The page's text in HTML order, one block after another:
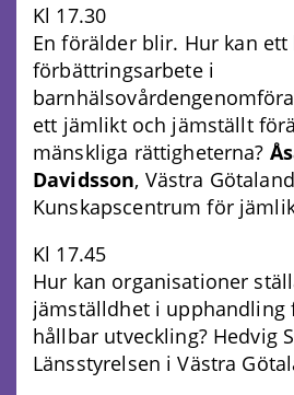
Kl 17.30
En förälder blir. Hur kan ett
förbättringsarbete i
ett jämlikt och jämställt
mänskliga rättigheterna?
Davidsson, Västra
Kunskapscentrum för
Kl 17.45
Hur kan organisationer
jämställdhet i
hållbar utveckling? Hedvig
Länsstyrelsen i Västra